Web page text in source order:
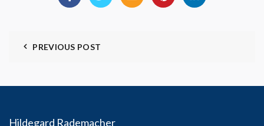
PREVIOUS POST
Hildegard Rademacher